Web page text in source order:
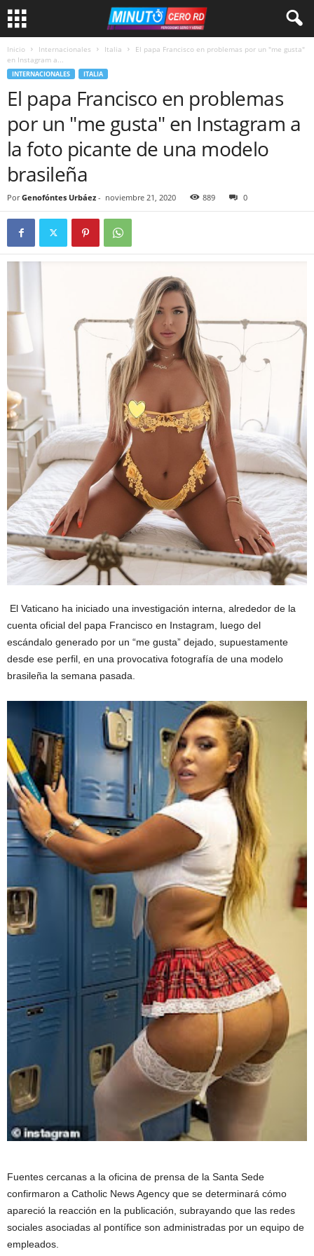
Inicio Internacionales Italia
El papa Francisco en problemas por un "me gusta"
en Instagram a...
INTERNACIONALES ITALIA
El papa Francisco en problemas
por un "me gusta" en Instagram a
la foto picante de una modelo
brasileña
Por Genofóntes Urbáez - noviembre 21, 2020 889 0
El Vaticano ha iniciado una investigación interna, alrededor de la
cuenta oficial del papa Francisco en Instagram, luego del
escándalo generado por un “me gusta” dejado, supuestamente
desde ese perfil, en una provocativa fotografía de una modelo
brasileña la semana pasada.
Fuentes cercanas a la oficina de prensa de la Santa Sede
confirmaron a Catholic News Agency que se determinará cómo
apareció la reacción en la publicación, subrayando que las redes
sociales asociadas al pontífice son administradas por un equipo de
empleados.